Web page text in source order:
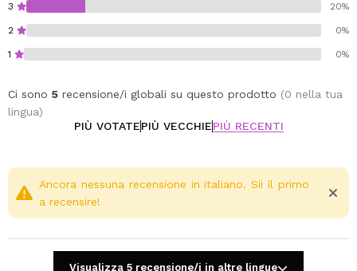
3 20%
2 0%
1 0%
Ci sono 5 recensione/i globali su questo prodotto (0 nella tua
lingua)
PIÙ VOTATEPIÙ VECCHIEPIÙ RECENTI
Ancora nessuna recensione in italiano. Sii il primo
a recensire!
Visualizza 5 recensione/i in altre lingue